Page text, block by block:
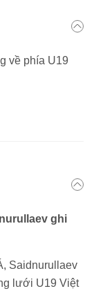
về phía U19
ghi
Saidnurullaev
lưới U19 Việt